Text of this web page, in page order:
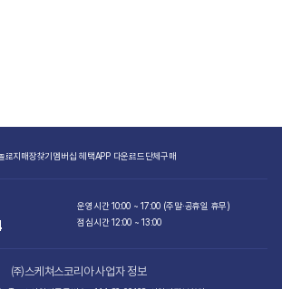
㈜스케쳐스코리아 사업자 정보
로지매장찾기멤버십 혜택APP 다운로드단체구매
운영시간 10:00 ~ 17:00 (주말·공휴일 휴무)
점심시간 12:00 ~ 13:00